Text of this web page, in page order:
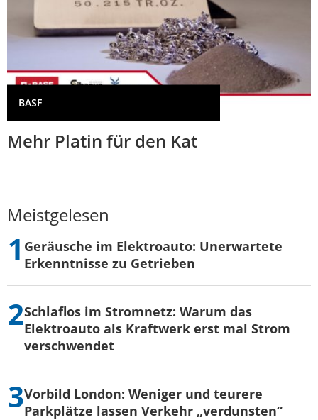
BASF
Mehr Platin für den Kat
Meistgelesen
Geräusche im Elektroauto: Unerwartete
Erkenntnisse zu Getrieben
Schlaflos im Stromnetz: Warum das
Elektroauto als Kraftwerk erst mal Strom
verschwendet
Vorbild London: Weniger und teurere
Parkplätze lassen Verkehr „verdunsten“